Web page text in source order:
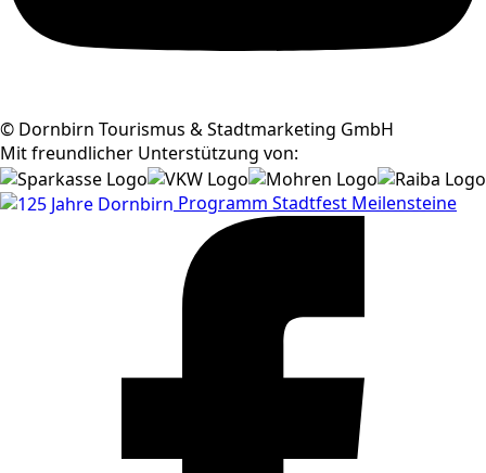
© Dornbirn Tourismus & Stadtmarketing GmbH
Mit freundlicher Unterstützung von:
Programm Stadtfest Meilensteine